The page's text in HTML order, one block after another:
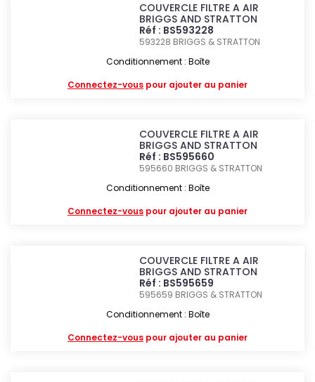
COUVERCLE FILTRE A AIR
BRIGGS AND STRATTON
Réf : BS593228
593228 BRIGGS & STRATTON
Conditionnement : Boîte
Connectez-vous pour ajouter au panier
COUVERCLE FILTRE A AIR
BRIGGS AND STRATTON
Réf : BS595660
595660 BRIGGS & STRATTON
Conditionnement : Boîte
Connectez-vous pour ajouter au panier
COUVERCLE FILTRE A AIR
BRIGGS AND STRATTON
Réf : BS595659
595659 BRIGGS & STRATTON
Conditionnement : Boîte
Connectez-vous pour ajouter au panier